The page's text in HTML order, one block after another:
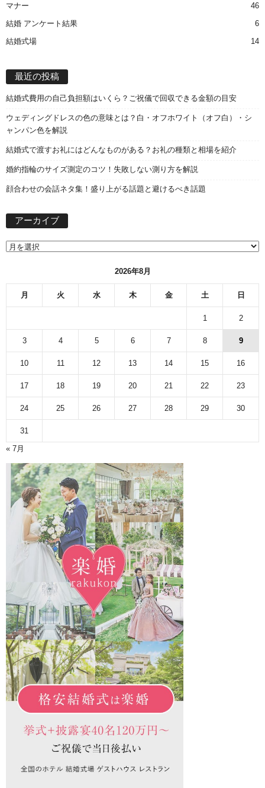
マナー
46
結婚 アンケート結果
6
結婚式場
14
最近の投稿
結婚式費用の自己負担額はいくら？ご祝儀で回収できる金額の目安
ウェディングドレスの色の意味とは？白・オフホワイト（オフ白）・シ
ャンパン色を解説
結婚式で渡すお礼にはどんなものがある？お礼の種類と相場を紹介
婚約指輪のサイズ測定のコツ！失敗しない測り方を解説
顔合わせの会話ネタ集！盛り上がる話題と避けるべき話題
アーカイブ
2026年8月
月 火 水 木 金 土 日
1 2
3 4 5 6 7 8 9
10 11 12 13 14 15 16
17 18 19 20 21 22 23
24 25 26 27 28 29 30
31
« 7月